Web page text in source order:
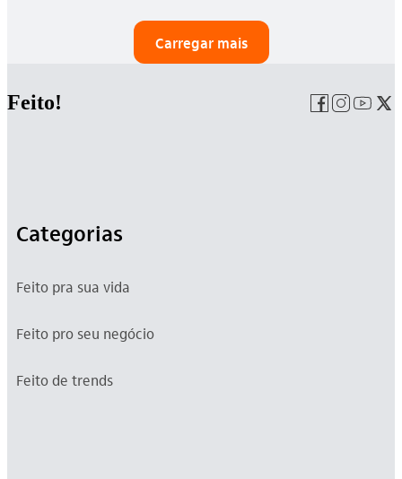
Carregar mais
Feito!
Categorias
Feito pra sua vida
Feito pro seu negócio
Feito de trends